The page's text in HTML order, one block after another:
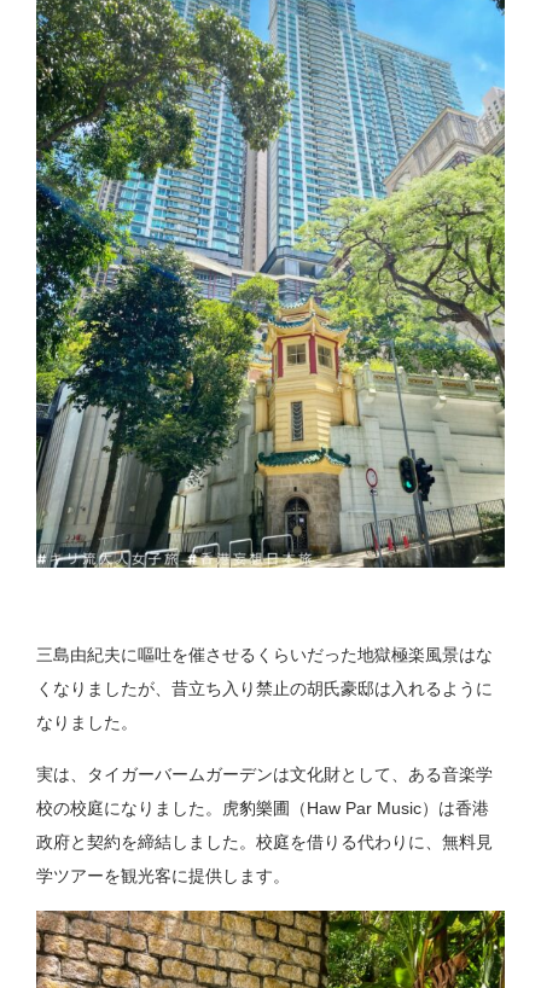
三島由紀夫に嘔吐を催させるくらいだった地獄極楽風景はな
くなりましたが、昔立ち入り禁止の胡氏豪邸は入れるように
なりました。
実は、タイガーバームガーデンは文化財として、ある音楽学
校の校庭になりました。虎豹樂圃（Haw Par Music）は香港
政府と契約を締結しました。校庭を借りる代わりに、無料見
学ツアーを観光客に提供します。